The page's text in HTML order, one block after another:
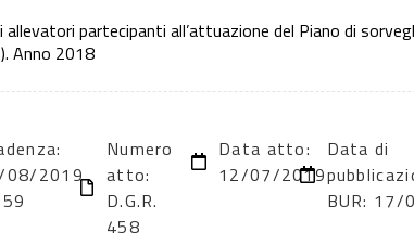
partecipanti all’attuazione del Piano di
Anno 2018
08/2019
Numero
atto:
D.G.R.
458
Data atto:
12/07/2019
Data di
BUR: 17/